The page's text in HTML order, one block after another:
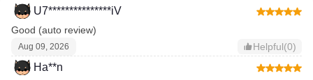
U7***************iV
Good (auto review)
Aug 09, 2026 Helpful(0)
Ha**n